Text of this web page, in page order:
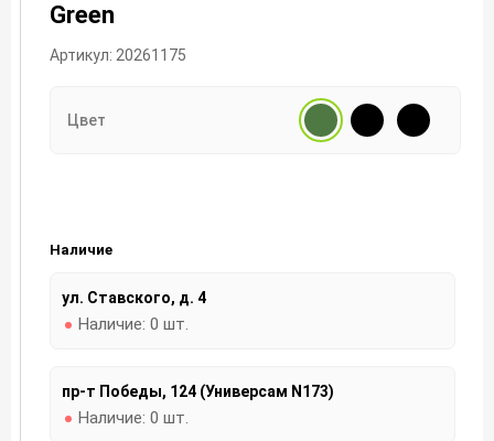
Green
Артикул: 20261175
Цвет
Наличие
ул. Ставского, д. 4
Наличие: 0 шт.
пр-т Победы, 124 (Универсам N173)
Наличие: 0 шт.